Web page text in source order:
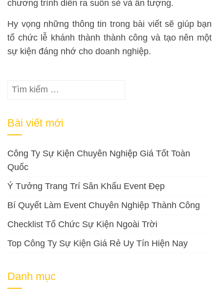
chương trình diễn ra suôn sẻ và ấn tượng.
Hy vọng những thông tin trong bài viết sẽ giúp bạn
tổ chức lễ khánh thành thành công và tạo nên một
sự kiện đáng nhớ cho doanh nghiệp.
Tìm
Bài viết mới
Công Ty Sự Kiện Chuyên Nghiệp Giá Tốt Toàn
Quốc
Ý Tưởng Trang Trí Sân Khấu Event Đẹp
Bí Quyết Làm Event Chuyên Nghiệp Thành Công
Checklist Tổ Chức Sự Kiện Ngoài Trời
Top Công Ty Sự Kiện Giá Rẻ Uy Tín Hiện Nay
Danh mục